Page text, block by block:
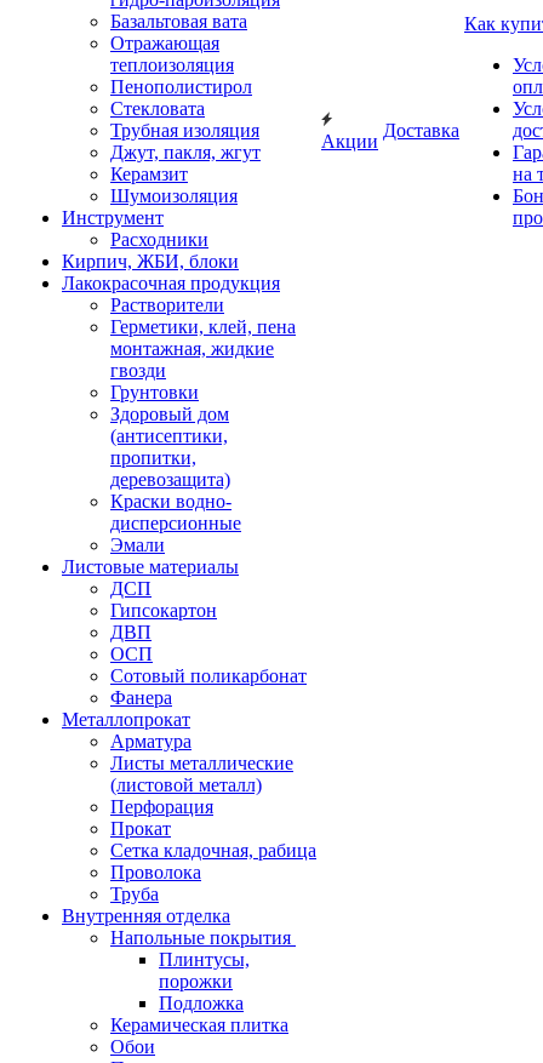
Базальтовая вата
Отражающая
теплоизоляция
Пенополистирол
Стекловата
Трубная изоляция
Джут, пакля, жгут
Керамзит
Шумоизоляция
Инструмент
Расходники
Кирпич, ЖБИ, блоки
Лакокрасочная продукция
Растворители
Герметики, клей, пена
монтажная, жидкие
гвозди
Грунтовки
Здоровый дом
(антисептики,
пропитки,
деревозащита)
Краски водно-
дисперсионные
Эмали
Листовые материалы
ДСП
Гипсокартон
ДВП
ОСП
Сотовый поликарбонат
Фанера
Металлопрокат
Арматура
Листы металлические
(листовой металл)
Перфорация
Прокат
Сетка кладочная, рабица
Проволока
Труба
Внутренняя отделка
Напольные покрытия
Плинтусы,
порожки
Подложка
Керамическая плитка
Обои
Акции
Доставка
Как
на